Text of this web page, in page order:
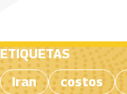
ETIQUETAS
Iran
costos